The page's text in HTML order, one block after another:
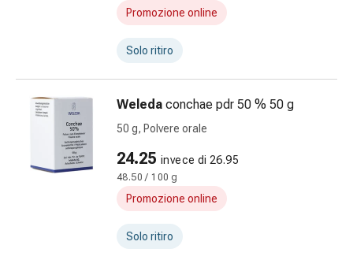
medicali
dell'orecchio
Dolore
Gocce
oftalmiche
Infiammazione
Medicazioni
Promozione online
Solo ritiro
Weleda conchae pdr 50 % 50 g
50 g, Polvere orale
24.25 invece di 26.95
48.50 / 100 g
Promozione online
Solo ritiro